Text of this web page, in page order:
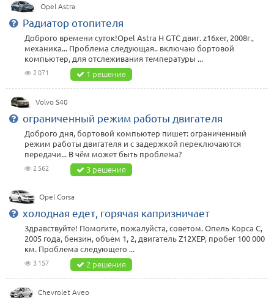
Opel Astra
Радиатор отопителя
Доброго времени суток!Opel Astra H GTC двиг. z16xer, 2008г.,
механика... Проблема следующая.. включаю бортовой
компьютер, для отслеживания температуры ...
2 071 1 решение
Volvo S40
ограниченный режим работы двигателя
Доброго дня, бортовой компьютер пишет: ограниченный
режим работы двигателя и с задержкой переключаются
передачи... В чём может быть проблема?
2 562 3 решения
Opel Corsa
холодная едет, горячая капризничает
Здравствуйте! Помогите, пожалуйста, советом. Опель Корса С,
2005 года, бензин, объем 1, 2, двигатель Z12XEP, пробег 100 000
км. Проблема следующего ...
3 157 2 решения
Chevrolet Aveo